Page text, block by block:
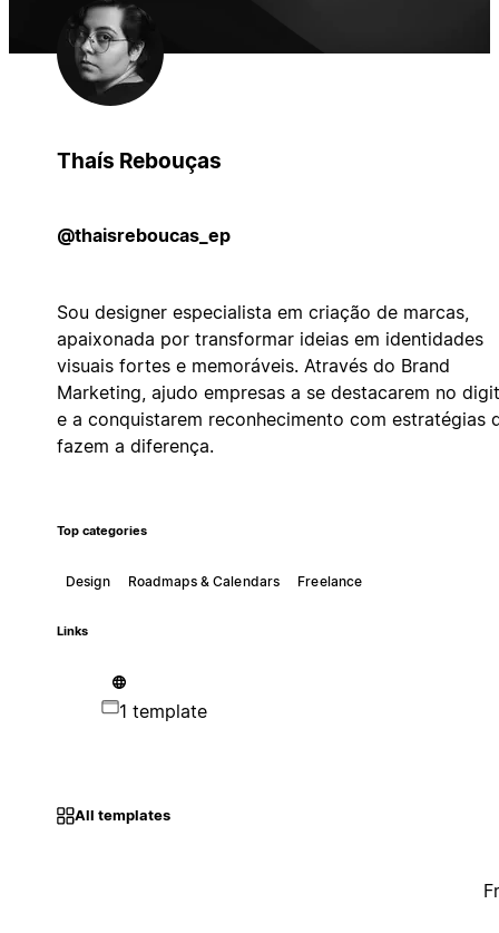
Thaís Rebouças
@thaisreboucas_ep
Sou designer especialista em criação de marcas,
apaixonada por transformar ideias em identidades
visuais fortes e memoráveis. Através do Brand
Marketing, ajudo empresas a se destacarem no
e a conquistarem reconhecimento com estratégias
fazem a diferença.
Top categories
Design Roadmaps & Calendars Freelance
Links
1 template
All templates